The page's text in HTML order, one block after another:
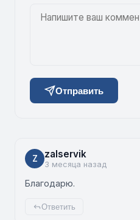
Отправить
Z zalservik
3 месяца назад
Благодарю.
Ответить